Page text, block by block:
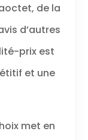
de la
d’autres
prix est
et une
met en